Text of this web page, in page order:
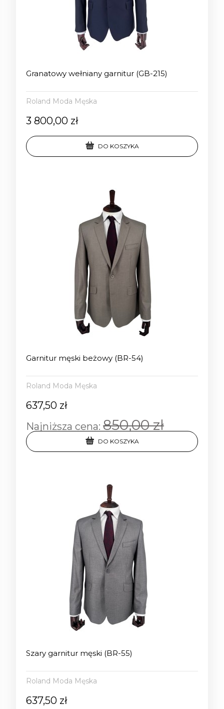
Granatowy wełniany garnitur (GB-215)
Roland Moda Męska
3 800,00 zł
DO KOSZYKA
Garnitur męski beżowy (BR-54)
Roland Moda Męska
637,50 zł
Najniższa cena: 850,00 zł
DO KOSZYKA
Szary garnitur męski (BR-55)
Roland Moda Męska
637,50 zł